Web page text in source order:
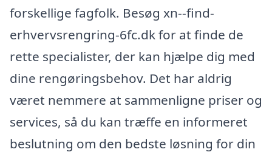
forskellige fagfolk. Besøg xn--find-
erhvervsrengring-6fc.dk for at finde de
rette specialister, der kan hjælpe dig med
dine rengøringsbehov. Det har aldrig
været nemmere at sammenligne priser og
services, så du kan træffe en informeret
beslutning om den bedste løsning for din